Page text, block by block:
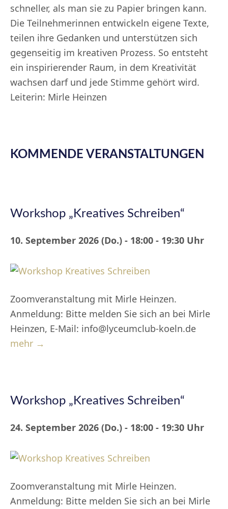
schneller, als man sie zu Papier bringen kann.
Die Teilnehmerinnen entwickeln eigene Texte,
teilen ihre Gedanken und unterstützen sich
gegenseitig im kreativen Prozess. So entsteht
ein inspirierender Raum, in dem Kreativität
wachsen darf und jede Stimme gehört wird.
Leiterin: Mirle Heinzen
KOMMENDE VERANSTALTUNGEN
Workshop „Kreatives Schreiben“
10. September 2026 (Do.) - 18:00 - 19:30 Uhr
Zoomveranstaltung mit Mirle Heinzen.
Anmeldung: Bitte melden Sie sich an bei Mirle
Heinzen, E-Mail: info@lyceumclub-koeln.de
mehr →
Workshop „Kreatives Schreiben“
24. September 2026 (Do.) - 18:00 - 19:30 Uhr
Zoomveranstaltung mit Mirle Heinzen.
Anmeldung: Bitte melden Sie sich an bei Mirle